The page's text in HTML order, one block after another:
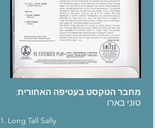
מחבר הטקסט בעטיפה האחורית:
טוני בארו
Long Tall Sally